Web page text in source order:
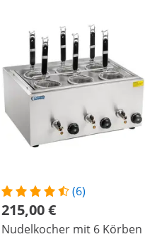
(6)
215,00 €
Nudelkocher mit 6 Körben